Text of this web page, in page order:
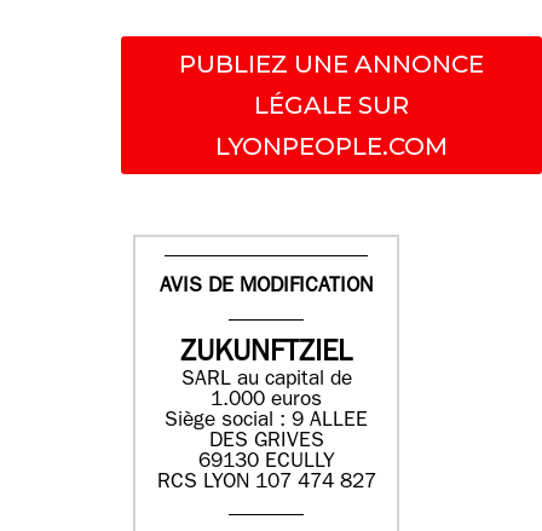
PUBLIEZ UNE ANNONCE
LÉGALE SUR
LYONPEOPLE.COM
AVIS DE MODIFICATION
ZUKUNFTZIEL
SARL au capital de
1.000 euros
Siège social : 9 ALLEE
DES GRIVES
69130 ECULLY
RCS LYON 107 474 827